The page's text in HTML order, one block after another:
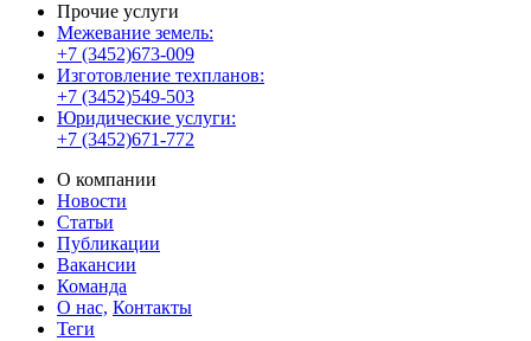
Прочие услуги
Межевание земель:
+7 (3452)673-009
Изготовление техпланов:
+7 (3452)549-503
Юридические услуги:
+7 (3452)671-772
О компании
Новости
Статьи
Публикации
Вакансии
Команда
О нас, Контакты
Теги